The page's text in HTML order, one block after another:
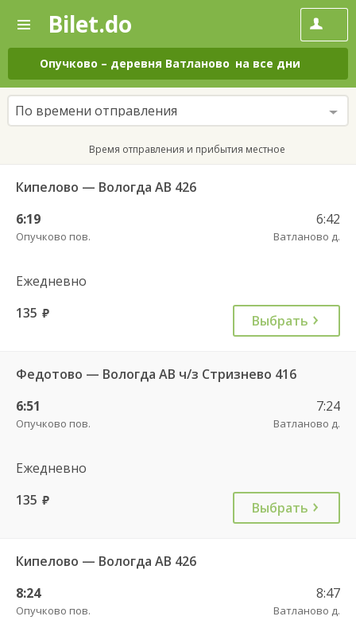
—
Поиск
и
покупка
билетов
на
автобус
онлайн
Bilet.do
Опучково – деревня Ватланово на все дни
По времени отправления
Время отправления и прибытия местное
Кипелово — Вологда АВ 426
6:19
Опучково пов.
6:42
Ватланово д.
Ежедневно
135 руб. Выбрать
Федотово — Вологда АВ ч/з Стризнево 416
6:51
Опучково пов.
7:24
Ватланово д.
Ежедневно
135 руб. Выбрать
Кипелово — Вологда АВ 426
8:24
Опучково пов.
8:47
Ватланово д.